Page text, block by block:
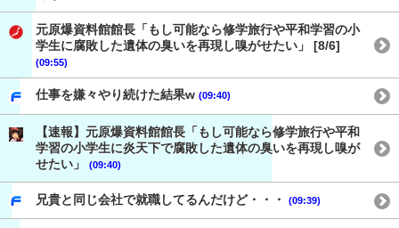
元原爆資料館館長「もし可能なら修学旅行や平和学習の小
学生に腐敗した遺体の臭いを再現し嗅がせたい」 [8/6]
(09:55)
仕事を嫌々やり続けた結果w (09:40)
【速報】元原爆資料館館長「もし可能なら修学旅行や平和
学習の小学生に炎天下で腐敗した遺体の臭いを再現し嗅が
せたい」
(09:40)
兄貴と同じ会社で就職してるんだけど・・・ (09:39)